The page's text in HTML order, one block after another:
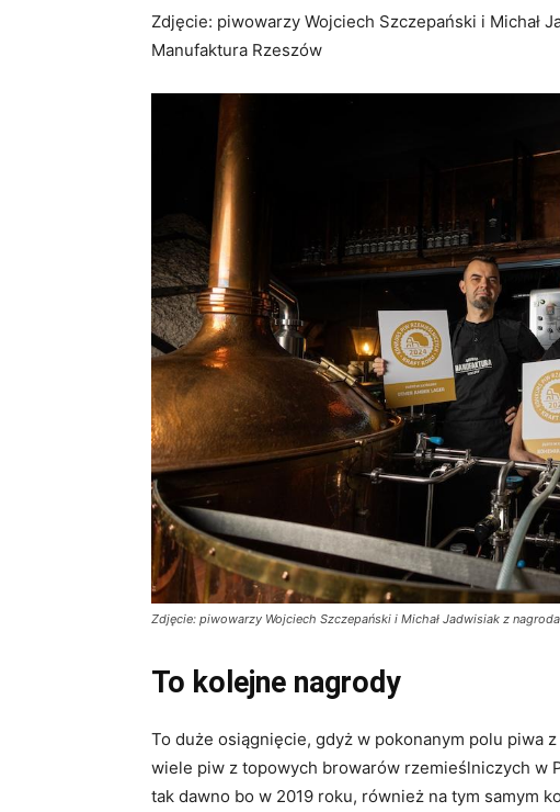
Zdjęcie: piwowarzy Wojciech Szczepański i Michał
Manufaktura Rzeszów
Zdjęcie: piwowarzy Wojciech Szczepański i Michał Jadwisiak z
To kolejne nagrody
To duże osiągnięcie, gdyż w pokonanym polu piwa
wiele piw z topowych browarów rzemieślniczych w
tak dawno bo w 2019 roku, również na tym samym